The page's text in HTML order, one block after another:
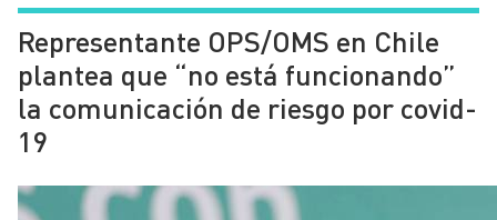
Podcasts Programas
Lo Último Actualidad
Ciudad Economía
Representante OPS/OMS en Chile
plantea que “no está funcionando”
la comunicación de riesgo por covid-
19